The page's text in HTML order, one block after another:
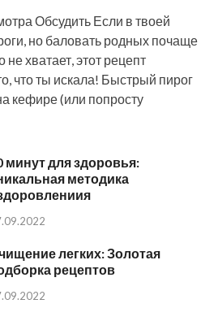
Обсудить Если в твоей
но баловать родных почаще
хватает, этот рецепт
что ты искала! Быстрый пирог
кефире (или попросту
минут для здоровья:
методика
легких: Золотая
рецептов